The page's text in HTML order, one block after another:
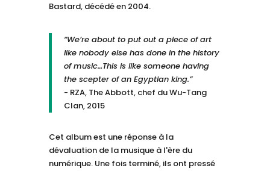
Bastard, décédé en 2004.
“We’re about to put out a piece of art
like nobody else has done in the history
of music…This is like someone having
the scepter of an Egyptian king.”
- RZA, The Abbott, chef du Wu-Tang
Clan, 2015
Cet album est une réponse à la
dévaluation de la musique à l'ère du
numérique. Une fois terminé, ils ont pressé